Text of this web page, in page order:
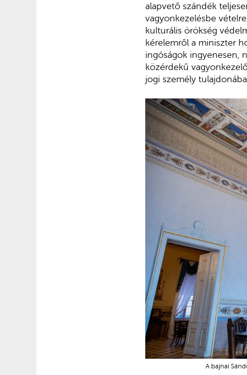
alapvető szándék
vagyonkezelésbe
kulturális örökség
kérelemről a miniszter
ingóságok ingyenesen,
közérdekű
jogi személy
A bajnai